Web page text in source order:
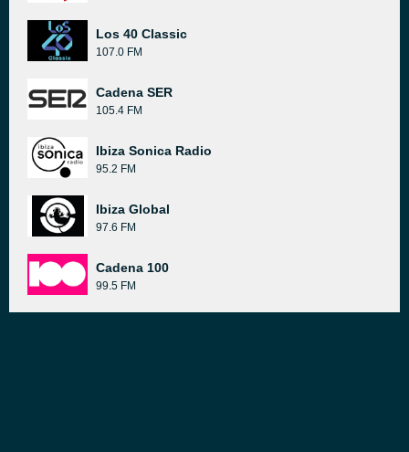
Los 40 Classic
107.0 FM
Cadena SER
105.4 FM
Ibiza Sonica Radio
95.2 FM
Ibiza Global
97.6 FM
Cadena 100
99.5 FM